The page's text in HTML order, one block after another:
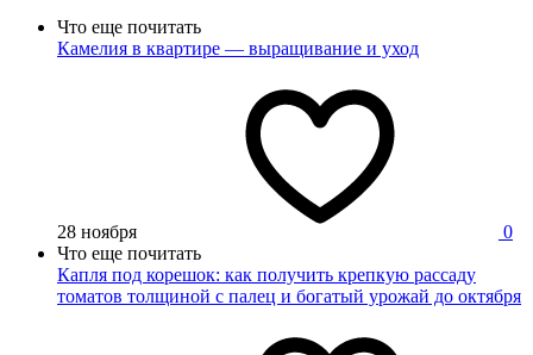
Что еще почитать
Камелия в квартире — выращивание и уход
28 ноября
0
Что еще почитать
Капля под корешок: как получить крепкую рассаду
томатов толщиной с палец и богатый урожай до октября